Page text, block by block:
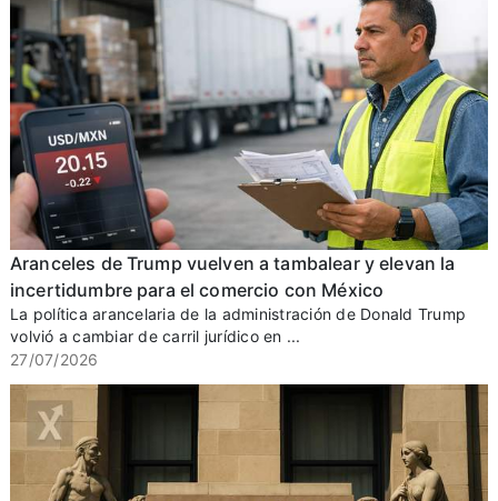
Aranceles de Trump vuelven a tambalear y elevan la
incertidumbre para el comercio con México
La política arancelaria de la administración de Donald Trump
volvió a cambiar de carril jurídico en ...
27/07/2026